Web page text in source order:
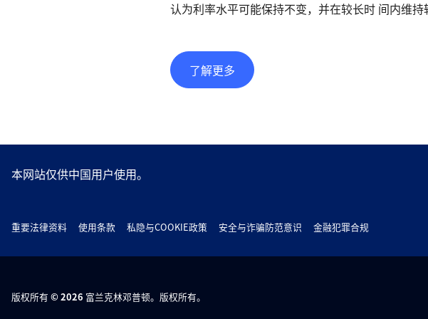
认为利率水平可能保持不变，并在较长时 间内维持
了解更多
本网站仅供中国用户使用。
重要法律资料 使用条款 私隐与COOKIE政策 安全与诈骗防范意识 金融犯罪合规
版权所有 © 2026 富兰克林邓普顿。版权所有。